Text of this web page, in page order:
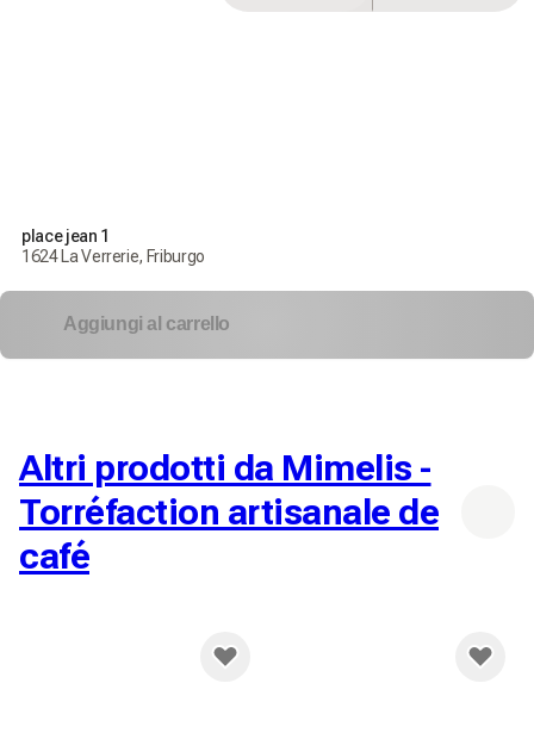
place jean 1
1624 La Verrerie, Friburgo
Aggiungi al carrello
Altri prodotti da Mimelis -
Torréfaction artisanale de
café